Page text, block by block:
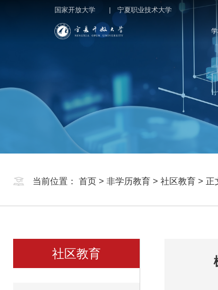
国家开放大学 | 宁夏职业技术大学
当前位置： 首页 > 非学历教育 > 社区教育 > 正
社区教育